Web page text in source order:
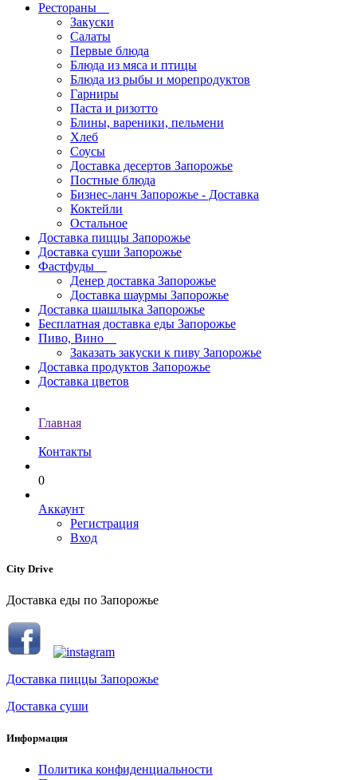
Рестораны
Закуски
Салаты
Первые блюда
Блюда из мяса и птицы
Блюда из рыбы и морепродуктов
Гарниры
Паста и ризотто
Блины, вареники, пельмени
Хлеб
Соусы
Доставка десертов Запорожье
Постные блюда
Бизнес-ланч Запорожье - Доставка
Коктейли
Остальное
Доставка пиццы Запорожье
Доставка суши Запорожье
Фастфуды
Денер доставка Запорожье
Доставка шаурмы Запорожье
Доставка шашлыка Запорожье
Бесплатная доставка еды Запорожье
Пиво, Вино
Заказать закуски к пиву Запорожье
Доставка продуктов Запорожье
Доставка цветов
Главная
Контакты
0
Аккаунт
Регистрация
Вход
City Drive
Доставка еды по Запорожье
Доставка пиццы Запорожье
Доставка суши
Информация
Политика конфиденциальности